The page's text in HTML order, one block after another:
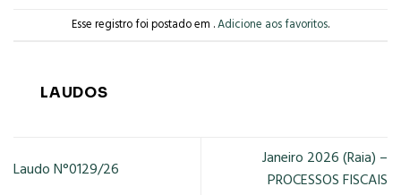
Esse registro foi postado em .Adicione aos favoritos.
LAUDOS
Laudo N°0129/26
Janeiro 2026 (Raia) –
PROCESSOS FISCAIS